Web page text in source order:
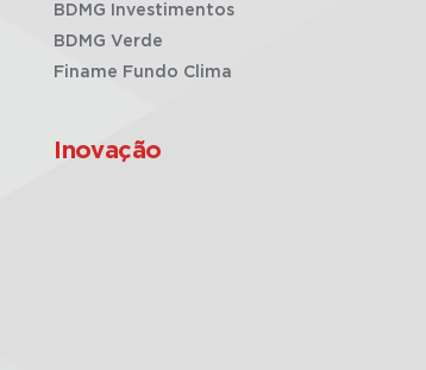
BDMG Investimentos
BDMG Verde
Finame Fundo Clima
Inovação